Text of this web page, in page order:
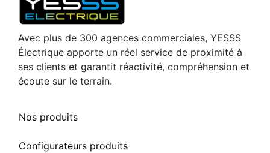
Avec plus de 300 agences commerciales, YESSS
Électrique apporte un réel service de proximité à
ses clients et garantit réactivité, compréhension et
écoute sur le terrain.
Nos produits
Configurateurs produits